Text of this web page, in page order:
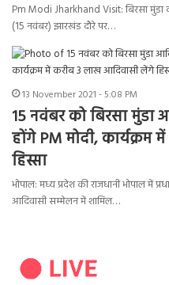
Pm Modi Jharkhand Visit: बिरसा मुंडा
(15 नवंबर) झारखंड दौरे पर…
13 November 2021 - 5:08 PM
15 नवंबर को बिरसा
होंगे PM मोदी,
हिस्सा
भोपाल: मध्य प्रदेश की राजधानी भोपाल में
आदिवासी सम्मेलन में शामिल…